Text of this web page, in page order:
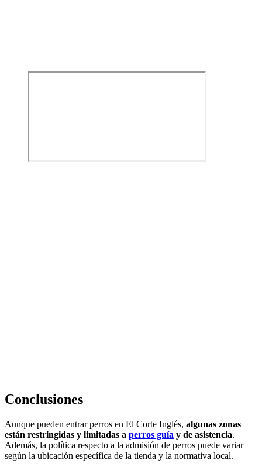
Conclusiones
Aunque pueden entrar perros en El Corte Inglés, algunas zonas
están restringidas y limitadas a perros guía y de asistencia.
Además, la política respecto a la admisión de perros puede variar
según la ubicación específica de la tienda y la normativa local.